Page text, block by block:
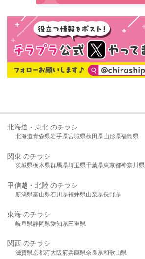
北海道・東北 のチラシ
北海道青森県岩手県宮城県秋田県山形県福島県
関東 のチラシ
茨城県栃木県群馬県埼玉県千葉県東京都神奈川県
甲信越・北陸 のチラシ
新潟県富山県石川県福井県山梨県長野県
東海 のチラシ
岐阜県静岡県愛知県三重県
関西 のチラシ
滋賀県京都府大阪府兵庫県奈良県和歌山県